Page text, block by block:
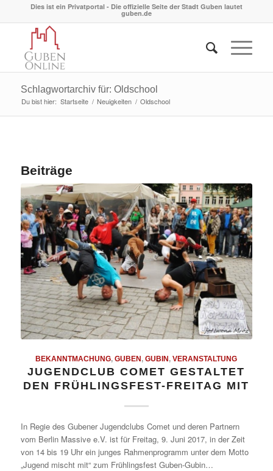
Dies ist ein Privatportal - Die offizielle Seite der Stadt Guben lautet
guben.de
Schlagwortarchiv für: Oldschool
Du bist hier: Startseite / Neuigkeiten / Oldschool
Beiträge
BEKANNTMACHUNG,GUBEN,GUBIN,VERANSTALTUNG
JUGENDCLUB COMET GESTALTET
DEN FRÜHLINGSFEST-FREITAG MIT
In Regie des Gubener Jugendclubs Comet und deren Partnern
vom Berlin Massive e.V. ist für Freitag, 9. Juni 2017, in der Zeit
von 14 bis 19 Uhr ein junges Rahmenprogramm unter dem Motto
„Jugend mischt mit“ zum Frühlingsfest Guben-Gubin…